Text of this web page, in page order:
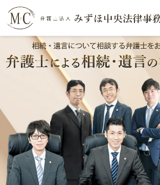
取扱分野
相続・遺言
離婚（夫婦間トラブル）
企業法務
労働問題（解雇，残業等）
取扱分野
相続・遺言
離婚（夫婦間トラブル）
企業法務
労働問題（解雇，残業等）